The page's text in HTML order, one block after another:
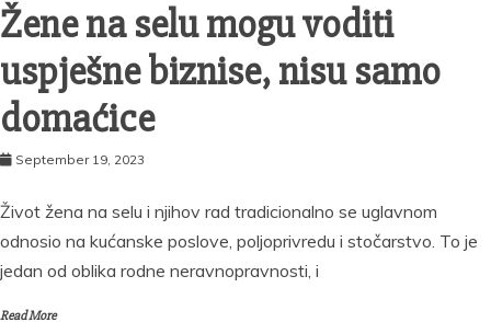
Žene na selu mogu voditi
uspješne biznise, nisu samo
domaćice
September 19, 2023
Život žena na selu i njihov rad tradicionalno se uglavnom
odnosio na kućanske poslove, poljoprivredu i stočarstvo. To je
jedan od oblika rodne neravnopravnosti, i
Read More